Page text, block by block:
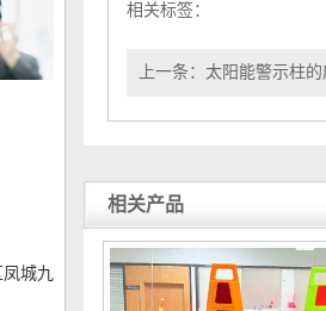
城九
相关标签：
上一条： 太阳能警示柱
相关产品